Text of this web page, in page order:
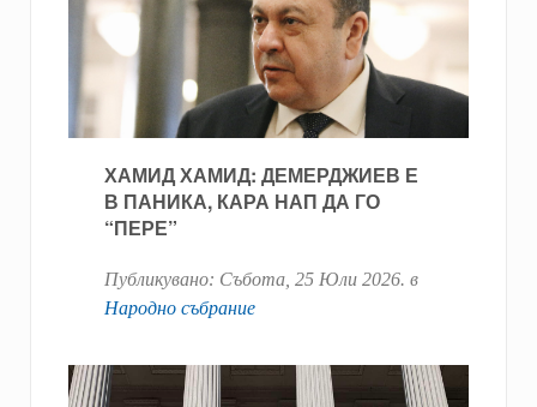
ХАМИД ХАМИД: ДЕМЕРДЖИЕВ Е
В ПАНИКА, КАРА НАП ДА ГО
“ПЕРЕ”
Публикувано: Събота, 25 Юли 2026. в
Народно събрание